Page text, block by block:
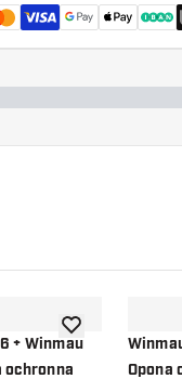
+ Winmau
ochronna
dodaj do listy
Opona